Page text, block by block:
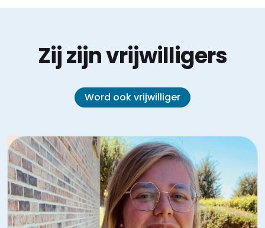
Zij zijn vrijwilligers
Word ook vrijwilliger